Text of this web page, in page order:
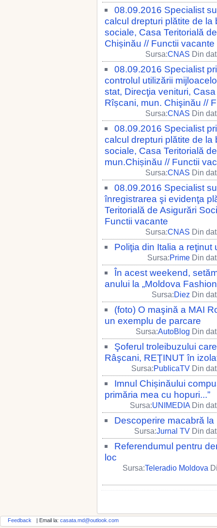
08.09.2016 Specialist
calcul drepturi plătite de
sociale, Casa Teritorială
Chișinău // Functii vacante
Sursa:CNAS Din
08.09.2016 Specialist
controlul utilizării
stat, Direcţia venituri,
Rîșcani, mun. Chişinău //
Sursa:CNAS Din
08.09.2016 Specialist
calcul drepturi plătite de
sociale, Casa Teritorială
mun.Chișinău // Functii
Sursa:CNAS Din
08.09.2016 Specialist
înregistrarea şi evidenţa
Teritorială de Asigurări
Functii vacante
Sursa:CNAS Din
Poliţia din Italia a
Sursa:Prime Din
În acest weekend,
anului la „Moldova
Sursa:Diez Din
(foto) O maşină a MAI
un exemplu de parcare
Sursa:AutoBlog Din
Şoferul troleibuzului
Râşcani, REŢINUT în
Sursa:PublicaTV Din
Imnul Chișinăului
primăria mea cu hopuri...”
Sursa:UNIMEDIA Din
Descoperire macabră la
Sursa:Jurnal TV Din
Referendumul pentru
loc
Sursa:Teleradio Moldova
Feedback | Email la: casata.md@outlook.com